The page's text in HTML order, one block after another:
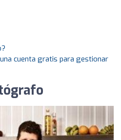
cuenta gratis para gestionar